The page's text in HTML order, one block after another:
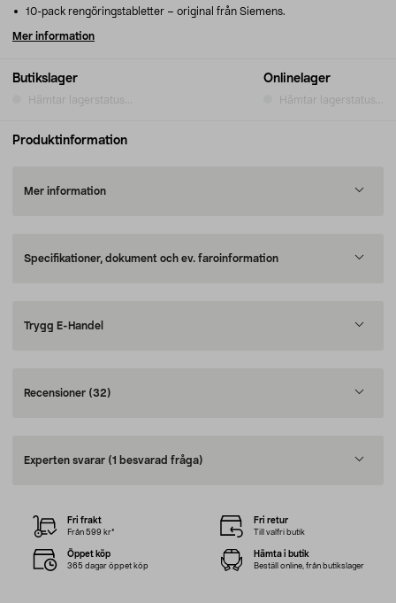
Butikslager
Hämtar lagerstatus...
Onlinelager
Hämtar lagerstatus...
10-pack rengöringstabletter – original från Siemens.
Mer information
Produktinformation
Mer information
Specifikationer, dokument och ev. faroinformation
Trygg E-Handel
Recensioner (32)
Experten svarar (1 besvarad fråga)
Fri frakt
Från 599 kr*
Fri retur
Till valfri butik
Öppet köp
365 dagar öppet köp
Hämta i butik
Beställ online, från butikslager